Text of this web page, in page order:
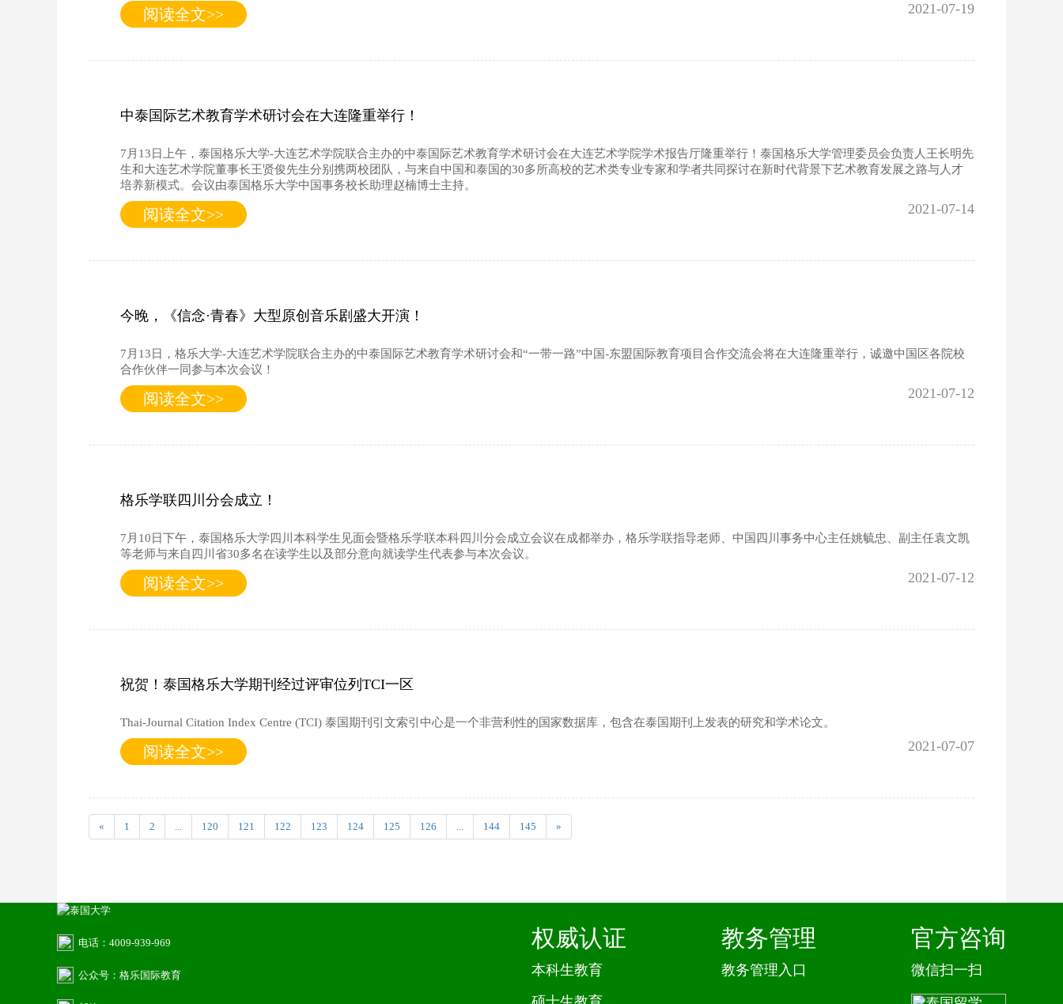
阅读全文>> 2021-07-19
中泰国际艺术教育学术研讨会在大连隆重举行！
7月13日上午，泰国格乐大学-大连艺术学院联合主办的中泰国际艺术教育学术研讨会在大连艺术学院学术报告厅隆重举行！泰国格乐大学管理委员会负责人王长明先
生和大连艺术学院董事长王贤俊先生分别携两校团队，与来自中国和泰国的30多所高校的艺术类专业专家和学者共同探讨在新时代背景下艺术教育发展之路与人才
培养新模式。会议由泰国格乐大学中国事务校长助理赵楠博士主持。
阅读全文>> 2021-07-14
今晚，《信念·青春》大型原创音乐剧盛大开演！
7月13日，格乐大学-大连艺术学院联合主办的中泰国际艺术教育学术研讨会和“一带一路”中国-东盟国际教育项目合作交流会将在大连隆重举行，诚邀中国区各院校
合作伙伴一同参与本次会议！
阅读全文>> 2021-07-12
格乐学联四川分会成立！
7月10日下午，泰国格乐大学四川本科学生见面会暨格乐学联本科四川分会成立会议在成都举办，格乐学联指导老师、中国四川事务中心主任姚毓忠、副主任袁文凯
等老师与来自四川省30多名在读学生以及部分意向就读学生代表参与本次会议。
阅读全文>> 2021-07-12
祝贺！泰国格乐大学期刊经过评审位列TCI一区
Thai-Journal Citation Index Centre (TCI) 泰国期刊引文索引中心是一个非营利性的国家数据库，包含在泰国期刊上发表的研究和学术论文。
阅读全文>> 2021-07-07
« 1 2 ... 120 121 122 123 124 125 126 ... 144 145 »
电话：4009-939-969
公众号：格乐国际教育
权威认证
本科生教育
教务管理
教务管理入口
官方咨询
微信扫一扫